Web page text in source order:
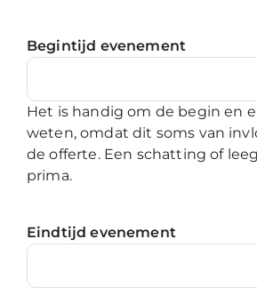
Begintijd evenement
Het is handig om de begin en
weten, omdat dit soms van
de offerte. Een schatting of
prima.
Eindtijd evenement